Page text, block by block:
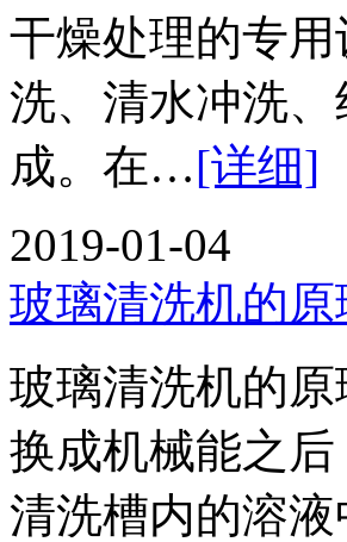
干燥处理的专
洗、清水冲洗
成。在…[详细]
2019-01-04
玻璃清洗机的
玻璃清洗机的
换成机械能之
清洗槽内的溶